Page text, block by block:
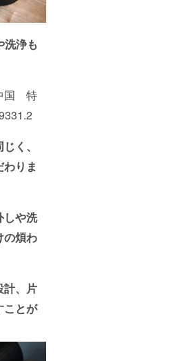
洗浄も
国 特
く、
りま
しや洗
の煩わ
計、片
ことが